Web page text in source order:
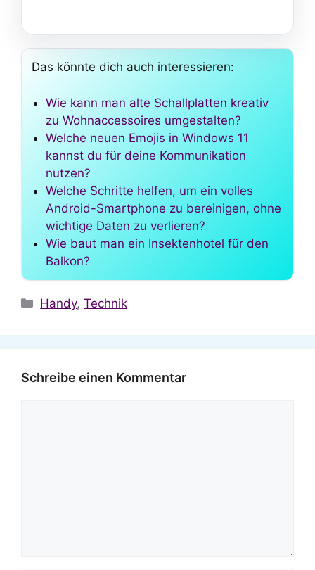
Das könnte dich auch interessieren:
Wie kann man alte Schallplatten kreativ
zu Wohnaccessoires umgestalten?
Welche neuen Emojis in Windows 11
kannst du für deine Kommunikation
nutzen?
Welche Schritte helfen, um ein volles
Android-Smartphone zu bereinigen, ohne
wichtige Daten zu verlieren?
Wie baut man ein Insektenhotel für den
Balkon?
Kategorien
Handy,Technik
Schreibe einen Kommentar